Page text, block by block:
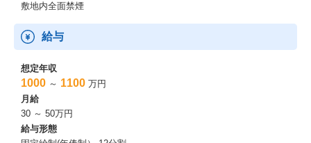
敷地内全面禁煙
給与
想定年収
1000 ～ 1100 万円
月給
30 ～ 50万円
給与形態